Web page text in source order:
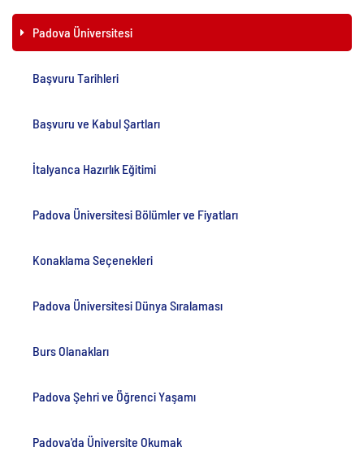
Padova Üniversitesi
Başvuru Tarihleri
Başvuru ve Kabul Şartları
İtalyanca Hazırlık Eğitimi
Padova Üniversitesi Bölümler ve Fiyatları
Konaklama Seçenekleri
Padova Üniversitesi Dünya Sıralaması
Burs Olanakları
Padova Şehri ve Öğrenci Yaşamı
Padova'da Üniversite Okumak